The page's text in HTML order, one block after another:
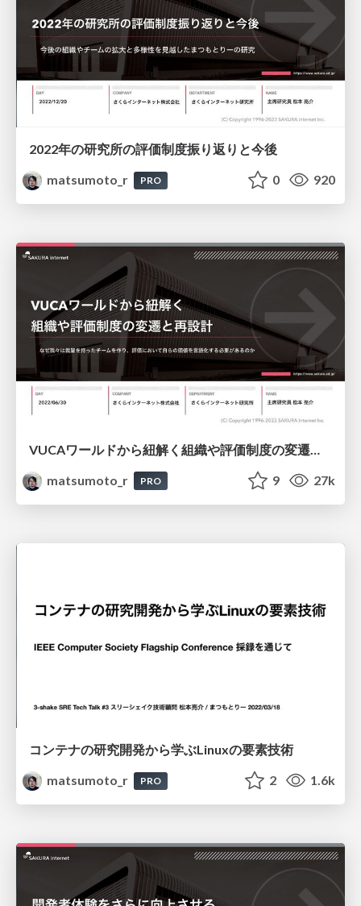
2022年の研究所の評価制度振り返りと今後
matsumoto_r
PRO 0 920
matsumoto_r
PRO 9 27k
コンテナの研究開発から学ぶLinuxの要素技術
matsumoto_r
PRO 2 1.6k